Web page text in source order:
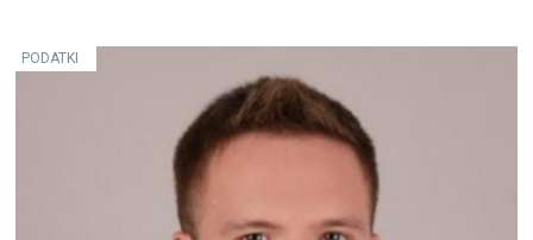
PODATKI